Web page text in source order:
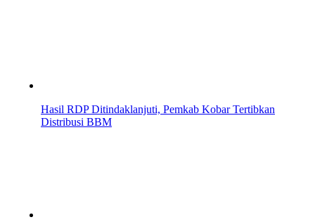
Hasil RDP Ditindaklanjuti, Pemkab Kobar Tertibkan
Distribusi BBM